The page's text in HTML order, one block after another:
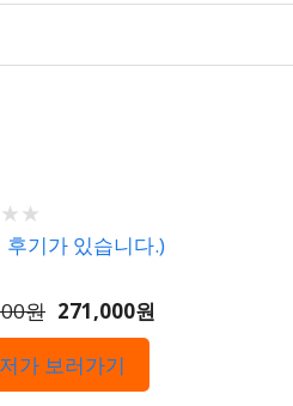
★ ★
★ ★
후기가 있습니다.)
원 271,000원
가 보러가기